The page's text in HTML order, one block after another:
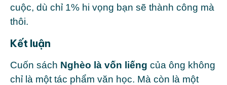
cuộc, dù chỉ 1% hi vọng bạn sẽ thành công mà
thôi.
Kết luận
Cuốn sách Nghèo là vốn liếng của ông không
chỉ là một tác phẩm văn học. Mà còn là một